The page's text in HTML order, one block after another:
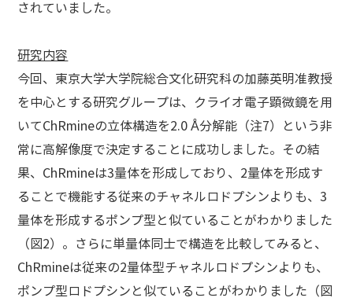
されていました。
研究内容
今回、東京大学大学院総合文化研究科の加藤英明准教授
を中心とする研究グループは、クライオ電子顕微鏡を用
いてChRmineの立体構造を2.0 Å分解能（注7）という非
常に高解像度で決定することに成功しました。その結
果、ChRmineは3量体を形成しており、2量体を形成す
ることで機能する従来のチャネルロドプシンよりも、3
量体を形成するポンプ型と似ていることがわかりました
（図2）。さらに単量体同士で構造を比較してみると、
ChRmineは従来の2量体型チャネルロドプシンよりも、
ポンプ型ロドプシンと似ていることがわかりました（図